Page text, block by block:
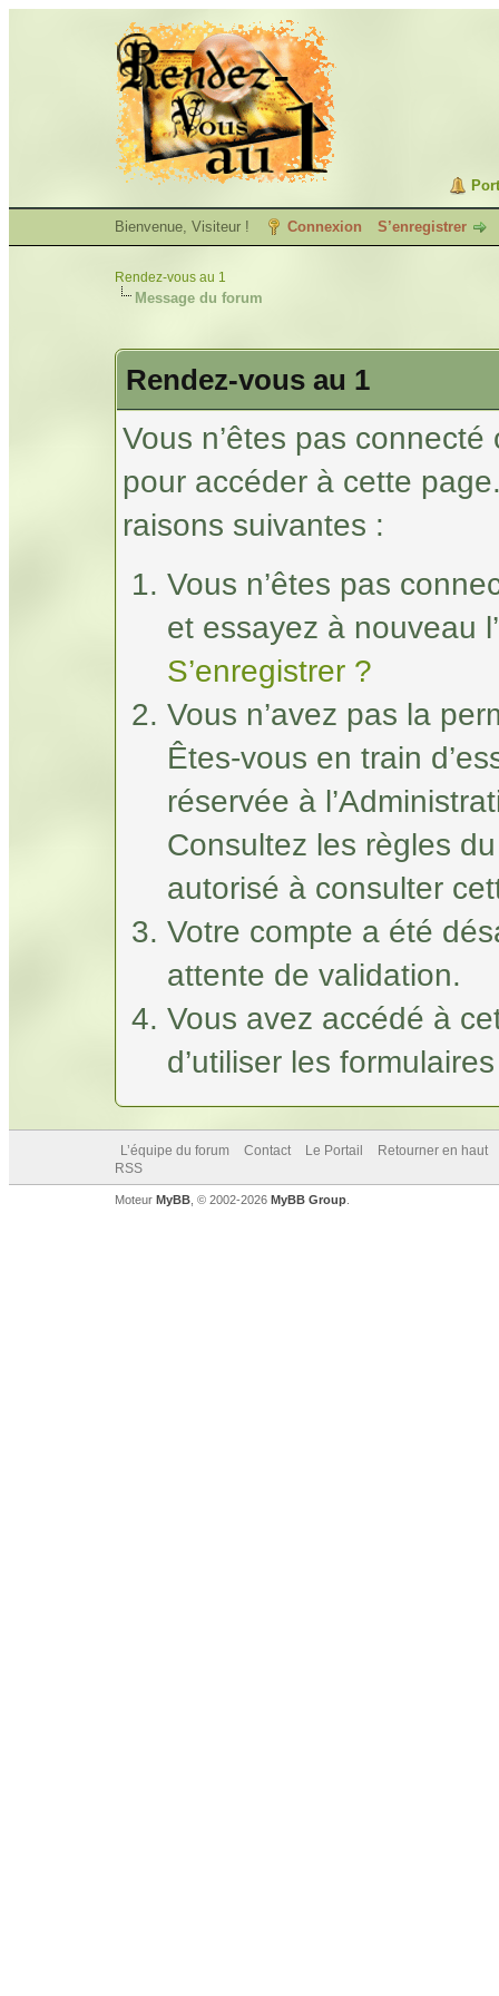
Bienvenue, Visiteur ! Connexion S’enregistrer
Rendez-vous au 1
Message du forum
Rendez-vous au 1
Vous n’êtes pas
pour accéder à cette
raisons suivantes :
Vous n’êtes pas
et essayez à nouveau
S’enregistrer ?
Vous n’avez pas la
Êtes-vous en train
réservée à
Consultez les règles
autorisé à consulter
Votre compte a été
attente de validation.
Vous avez accédé à
d’utiliser les
L’équipe du forum Contact Le Portail
Retourner en haut
RSS
Moteur MyBB , © 2002-2026 MyBB Group